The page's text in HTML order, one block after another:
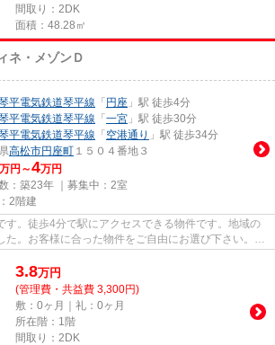
間取り：2DK
面積：48.28㎡
ネ・メゾンＤ
平電気鉄道琴平線 「 円座 」駅 徒歩4分
平電気鉄道琴平線 「 一宮 」駅 徒歩30分
平電気鉄道琴平線 「 空港通り 」駅 徒歩34分
高松市円座町 １５０４番地３
万円～4万円
：築23年 ｜募集中： 2室
2階建
す。徒歩4分で駅にアクセスできる物件です。地域の
た。お客様に合った物件をご自由にお選び下さい。お
下...
3.8万円
(管理費・共益費 3,300円)
敷：0ヶ月｜礼：0ヶ月
所在階：1階
間取り：2DK